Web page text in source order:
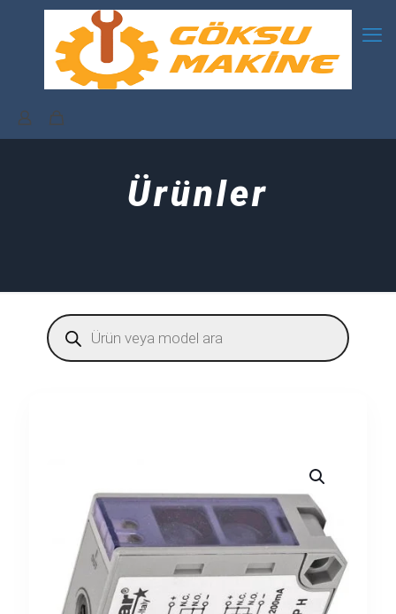
Ürünler
Products
search